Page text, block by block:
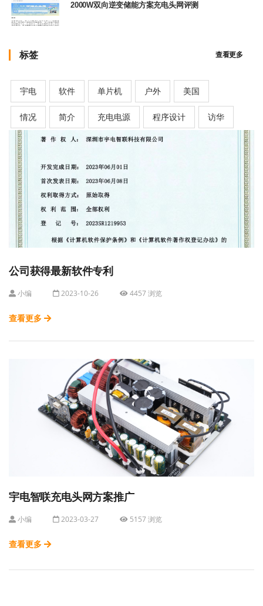
2000W双向逆变储能方案充电头网评测
标签 查看更多
宇电 软件 单片机 户外 美国
情况 简介 充电电源 程序设计 访华
公司获得最新软件专利
小编 2023-10-26 4457 浏览
查看更多
宇电智联充电头网方案推广
小编 2023-03-27 5157 浏览
查看更多